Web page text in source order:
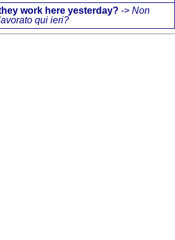
work here yesterday? -> Non
qui ieri?